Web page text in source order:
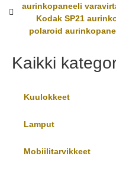
aurinkopaneeli
Kodak SP21
polaroid
Kaikki
Kuulokkeet
Lamput
Mobiilitarvikkeet